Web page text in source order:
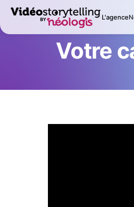
L'agence
Votre